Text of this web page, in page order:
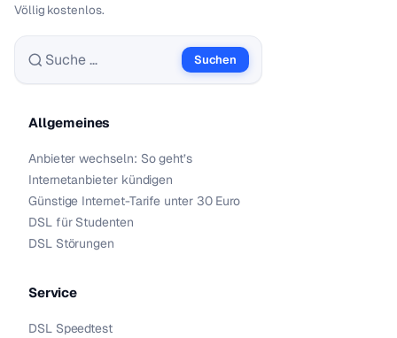
Völlig kostenlos.
Suche nach:
Suchen
Allgemeines
Anbieter wechseln: So geht’s
Internetanbieter kündigen
Günstige Internet-Tarife unter 30 Euro
DSL für Studenten
DSL Störungen
Service
DSL Speedtest